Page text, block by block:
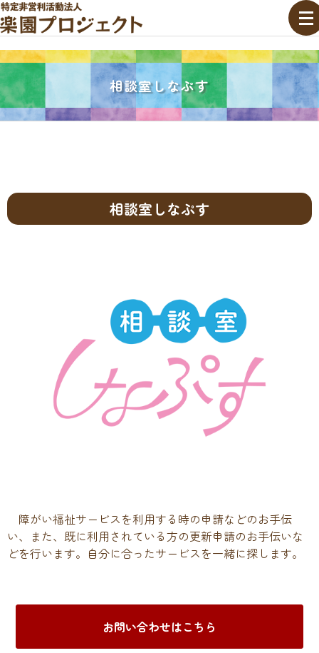
相談室しなぷす
相談室しなぷす
障がい福祉サービスを利用する時の申請などのお手伝
い、また、既に利用されている方の更新申請のお手伝いな
どを行います。自分に合ったサービスを一緒に探します。
お問い合わせはこちら